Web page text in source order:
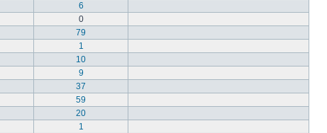
6
0
79
1
10
9
37
59
20
1